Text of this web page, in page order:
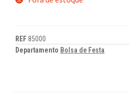
REF 85000
Departamento Bolsa de Festa